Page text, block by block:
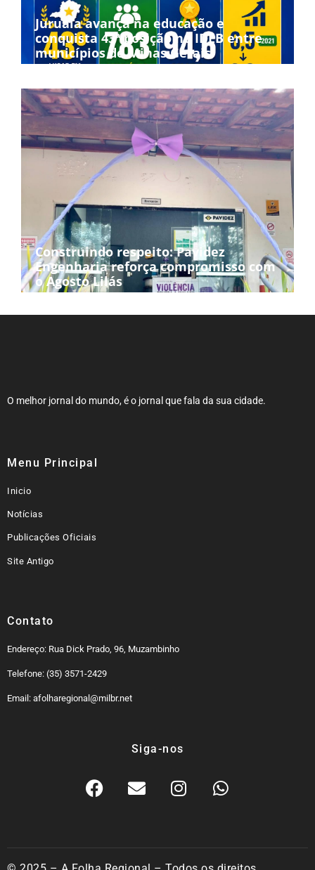
Juruaia avança na educação e
conquista 43ª posição no IDEB entre
municípios de Minas Gerais
Construindo respeito: Pavidez
Engenharia reforça compromisso com
o Agosto Lilás
O melhor jornal do mundo, é o jornal que fala da sua cidade.
Menu Principal
Inicio
Notícias
Publicações Oficiais
Site Antigo
Contato
Endereço: Rua Dick Prado, 96, Muzambinho
Telefone: (35) 3571-2429
Email: afolharegional@milbr.net
Siga-nos